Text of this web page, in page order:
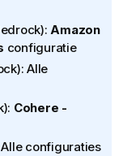
:Amazon
configuratie
: Alle
: Cohere -
Alle configuraties